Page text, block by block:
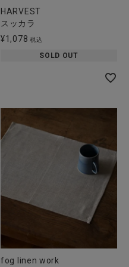
HARVEST
スッカラ
¥1,078 税込
SOLD OUT
fog linen work